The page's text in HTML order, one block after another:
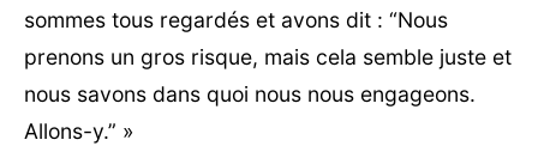
sommes tous regardés et avons dit : “Nous
prenons un gros risque, mais cela semble juste et
nous savons dans quoi nous nous engageons.
Allons-y.” »